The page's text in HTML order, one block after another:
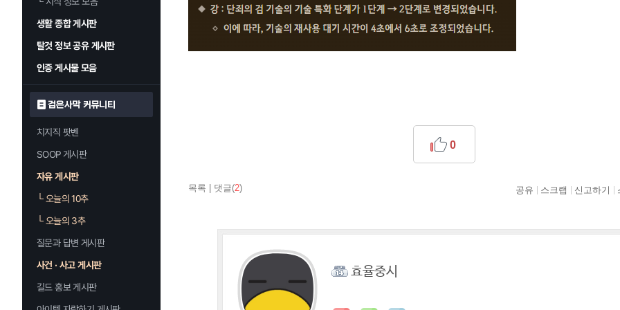
생활 종합 게시판
탈것 정보 공유 게시판
인증 게시물 모음
검은사막 커뮤니티
치지직 팟벤
SOOP 게시판
자유 게시판
└오늘의 10추
└오늘의 3추
질문과 답변 게시판
사건 · 사고 게시판
길드 홍보 게시판
목록 댓글(2)
0
공유 스크랩 신고하기
효율중시